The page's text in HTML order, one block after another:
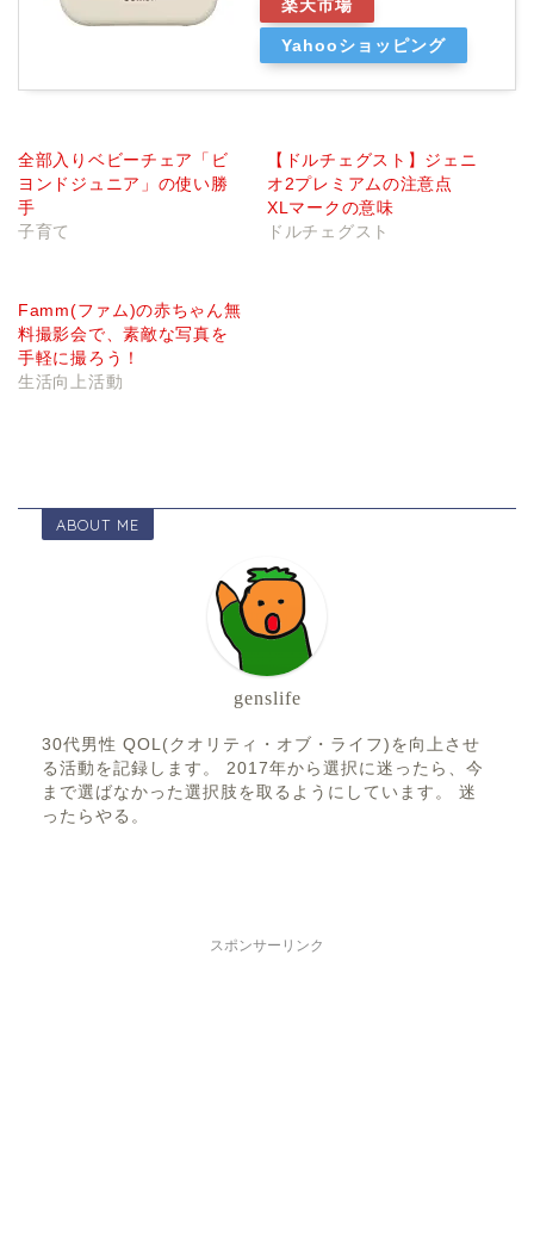
楽天市場
Yahooショッピング
全部入りベビーチェア「ビ
ヨンドジュニア」の使い勝
手
子育て
【ドルチェグスト】ジェニ
オ2プレミアムの注意点
XLマークの意味
ドルチェグスト
Famm(ファム)の赤ちゃん無
料撮影会で、素敵な写真を
手軽に撮ろう！
生活向上活動
ABOUT ME
genslife
30代男性 QOL(クオリティ・オブ・ライフ)を向上させ
る活動を記録します。 2017年から選択に迷ったら、今
まで選ばなかった選択肢を取るようにしています。 迷
ったらやる。
スポンサーリンク